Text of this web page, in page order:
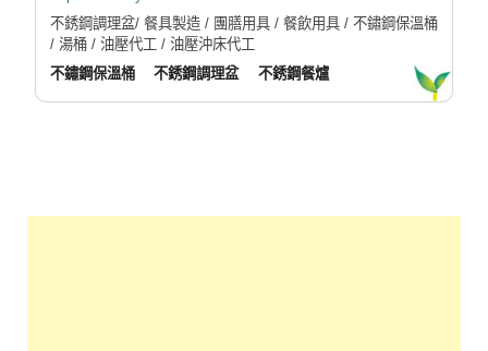
不銹鋼調理盆/ 餐具製造 / 團膳用具 / 餐飲用具 / 不鏽鋼保溫桶
/ 湯桶 / 油壓代工 / 油壓沖床代工
不鏽鋼保溫桶
不銹鋼調理盆 不銹鋼餐爐